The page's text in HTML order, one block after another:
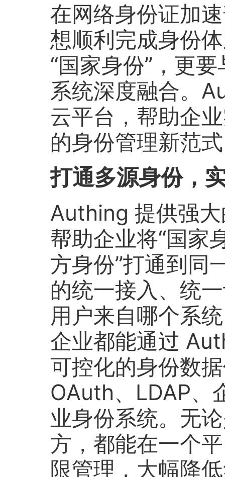
在网络身份证加
想顺利完成身份
“国家身份”，更
系统深度融合。
云平台，帮助企
的身份管理新范
打通多源身份，
Authing 提供强
帮助企业将“国家
方身份”打通到同
的统一接入、统
用户来自哪个系
企业都能通过
可控化的身份数
OAuth、LDAP、
业身份系统。无
方，都能在一个
限管理，大幅降